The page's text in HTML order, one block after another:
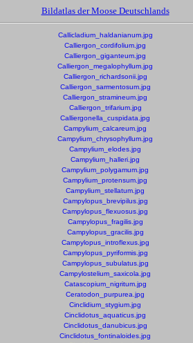
Bildatlas der Moose Deutschlands
Callicladium_haldanianum.jpg
Calliergon_cordifolium.jpg
Calliergon_giganteum.jpg
Calliergon_megalophyllum.jpg
Calliergon_richardsonii.jpg
Calliergon_sarmentosum.jpg
Calliergon_stramineum.jpg
Calliergon_trifarium.jpg
Calliergonella_cuspidata.jpg
Campylium_calcareum.jpg
Campylium_chrysophyllum.jpg
Campylium_elodes.jpg
Campylium_halleri.jpg
Campylium_polygamum.jpg
Campylium_protensum.jpg
Campylium_stellatum.jpg
Campylopus_brevipilus.jpg
Campylopus_flexuosus.jpg
Campylopus_fragilis.jpg
Campylopus_gracilis.jpg
Campylopus_introflexus.jpg
Campylopus_pyriformis.jpg
Campylopus_subulatus.jpg
Campylostelium_saxicola.jpg
Catascopium_nigritum.jpg
Ceratodon_purpurea.jpg
Cinclidium_stygium.jpg
Cinclidotus_aquaticus.jpg
Cinclidotus_danubicus.jpg
Cinclidotus_fontinaloides.jpg